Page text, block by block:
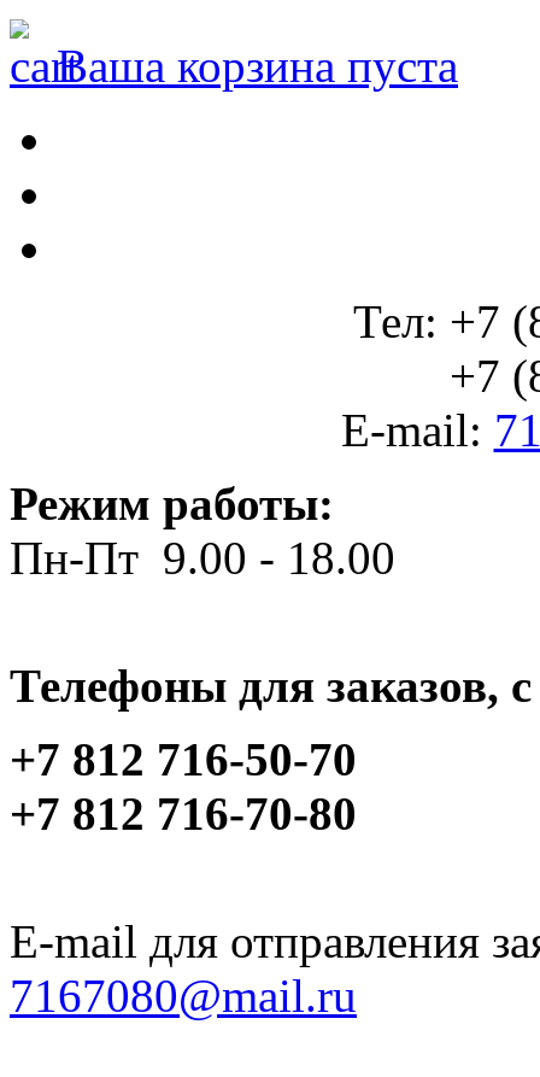
Ваша корзина пуста
Тел: +7
+7
E-mail:
Режим работы:
Пн-Пт 9.00 - 18.00
Телефоны для заказов,
+7 812 716-50-70
+7 812 716-70-80
E-mail для отправления
7167080@mail.ru